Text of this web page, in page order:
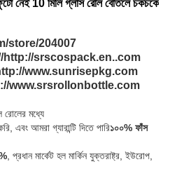
নেই 10 মিলি গ্লাস রোল বোতলে চকচকে
store/204007
http://srscospack.en..com
www.sunrisepkg.com
www.srsrollonbottle.com
রোলের মধ্যে
এবং আমরা গ্যারান্টি দিতে পারি১০০% ফাঁস
, প্রধান মার্কেট হল মার্কিন যুক্তরাষ্ট্র, ইউরোপ,